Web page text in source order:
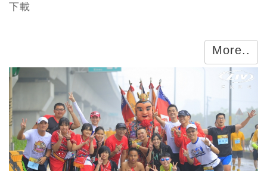
下載
More..